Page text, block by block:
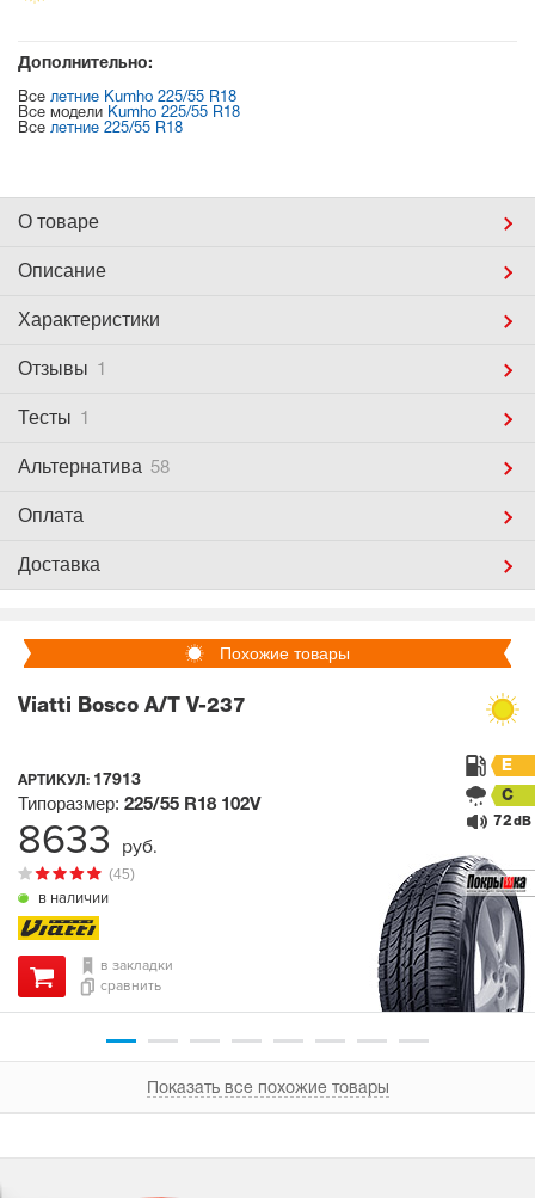
Дополнительно:
Все летние Kumho 225/55 R18
Все модели Kumho 225/55 R18
Все летние 225/55 R18
О товаре
Описание
Характеристики
Отзывы 1
Тесты 1
Альтернатива 58
Оплата
Доставка
Похожие товары
Viatti Bosco A/T V-237
АРТИКУЛ: 17913
в наличии
(45)
Типоразмер: 225/55 R18 102V
E
C
72 dB
в закладки
сравнить
8633 руб.
Показать все похожие товары